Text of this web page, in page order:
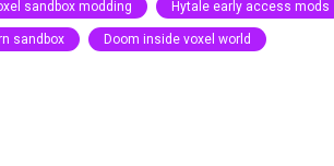
sandbox modding Hytale early access mods
sandbox Doom inside voxel world